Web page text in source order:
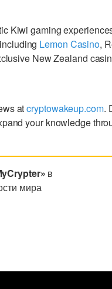
Kiwi gaming
Lemon Casino,
New Zealand
atcryptowakeup.com.
your knowledge
в
мира